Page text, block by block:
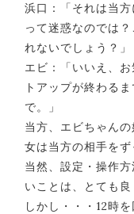
浜口：「それは当
って迷惑なのでは
れないでしょう？」
エビ：「いいえ、
トアップが終わる
で。」
当方、エビちゃん
女は当方の相手を
当然、設定・操作
いことは、とても良
しかし・・・12時